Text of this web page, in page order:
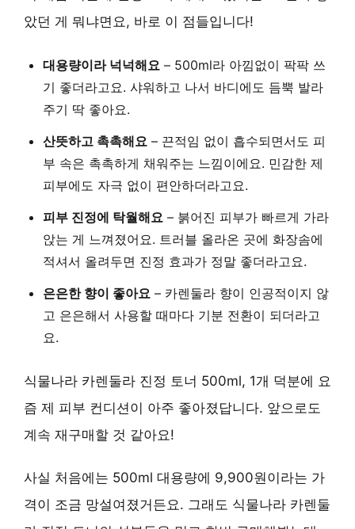
았던 게 뭐냐면요, 바로 이 점들입니다!
대용량이라 넉넉해요 – 500ml라 아낌없이 팍팍 쓰
기 좋더라고요. 샤워하고 나서 바디에도 듬뿍 발라
주기 딱 좋아요.
산뜻하고 촉촉해요 – 끈적임 없이 흡수되면서도 피
부 속은 촉촉하게 채워주는 느낌이에요. 민감한 제
피부에도 자극 없이 편안하더라고요.
피부 진정에 탁월해요 – 붉어진 피부가 빠르게 가라
앉는 게 느껴졌어요. 트러블 올라온 곳에 화장솜에
적셔서 올려두면 진정 효과가 정말 좋더라고요.
은은한 향이 좋아요 – 카렌둘라 향이 인공적이지 않
고 은은해서 사용할 때마다 기분 전환이 되더라고
요.
식물나라 카렌둘라 진정 토너 500ml, 1개 덕분에 요
즘 제 피부 컨디션이 아주 좋아졌답니다. 앞으로도
계속 재구매할 것 같아요!
사실 처음에는 500ml 대용량에 9,900원이라는 가
격이 조금 망설여졌거든요. 그래도 식물나라 카렌둘